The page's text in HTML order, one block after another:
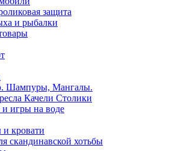
защита
и рыбалки
Шампуры, Мангалы.
Качели Столики
игры на воде
кровати
скандинавской хотьбы